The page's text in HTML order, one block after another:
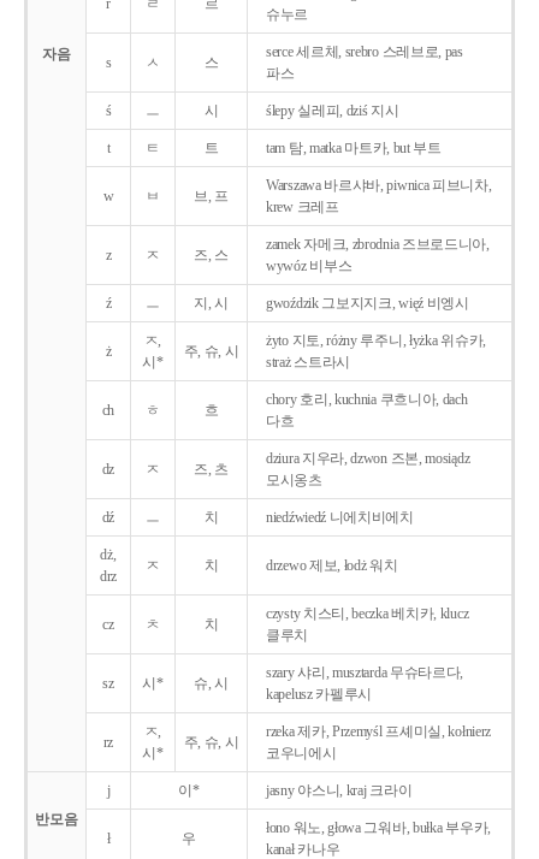
자음
r ㄹ 르
슈누르
s ㅅ 스
serce 세르체, srebro 스레브로, pas
파스
ś ㅡ 시 ślepy 실레피, dziś 지시
t ㅌ 트 tam 탐, matka 마트카, but 부트
w ㅂ 브, 프
Warszawa 바르샤바, piwnica 피브니차,
krew 크레프
z ㅈ 즈, 스
zamek 자메크, zbrodnia 즈브로드니아,
wywóz 비부스
ź ㅡ 지, 시 gwoździk 그보지지크, więź 비엥시
ż
ㅈ,
시*
주, 슈, 시
żyto 지토, różny 루주니, łyżka 위슈카,
straż 스트라시
ch ㅎ 흐
chory 호리, kuchnia 쿠흐니아, dach
다흐
dz ㅈ 즈, 츠
dziura 지우라, dzwon 즈본, mosiądz
모시옹츠
dź ㅡ 치 niedźwiedź 니에치비에치
dż,
drz
ㅈ 치 drzewo 제보, łodż 워치
cz ㅊ 치
czysty 치스티, beczka 베치카, klucz
클루치
sz 시* 슈, 시
szary 샤리, musztarda 무슈타르다,
kapelusz 카펠루시
rz
ㅈ,
시*
주, 슈, 시
rzeka 제카, Przemyśl 프셰미실, kołnierz
코우니에시
반모음
j 이* jasny 야스니, kraj 크라이
ł 우
łono 워노, głowa 그워바, bułka 부우카,
kanał 카나우